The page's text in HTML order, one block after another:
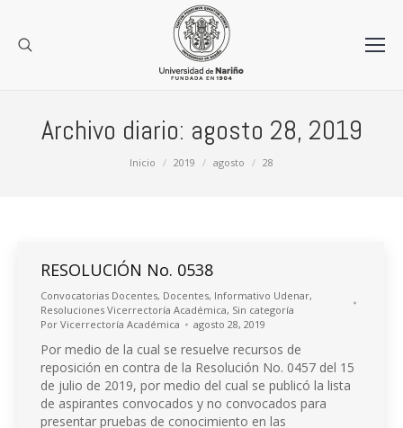
Archivo diario: agosto 28, 2019
Inicio 2019 agosto 28
RESOLUCIÓN No. 0538
Convocatorias Docentes, Docentes, Informativo Udenar,
Resoluciones Vicerrectoría Académica, Sin categoría
Por Vicerrectoría Académica agosto 28, 2019
Por medio de la cual se resuelve recursos de
reposición en contra de la Resolución No. 0457 del 15
de julio de 2019, por medio del cual se publicó la lista
de aspirantes convocados y no convocados para
presentar pruebas de conocimiento en las